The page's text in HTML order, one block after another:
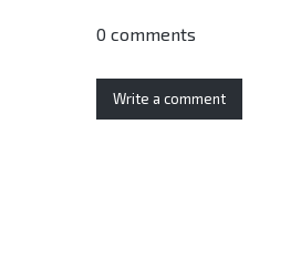
0 comments
Write a comment